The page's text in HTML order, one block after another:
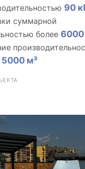
90
суммарной
более
5000 м³